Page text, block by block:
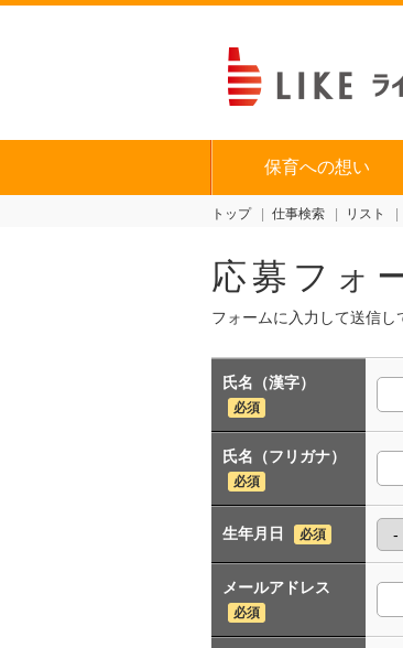
保育への想い
トップ 仕事検索 リスト
応募フォ
フォームに入力して送信し
氏名（漢字）
必須
氏名（フリガナ）
必須
生年月日 必須
メールアドレス
必須